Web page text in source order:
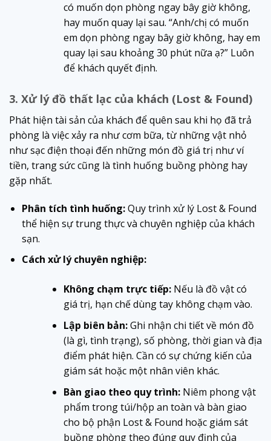
có muốn dọn phòng ngay bây giờ không,
hay muốn quay lại sau. “Anh/chị có muốn
em dọn phòng ngay bây giờ không, hay em
quay lại sau khoảng 30 phút nữa ạ?” Luôn
để khách quyết định.
3. Xử lý đồ thất lạc của khách (Lost & Found)
Phát hiện tài sản của khách để quên sau khi họ đã trả
phòng là việc xảy ra như cơm bữa, từ những vật nhỏ
như sạc điện thoại đến những món đồ giá trị như ví
tiền, trang sức cũng là tình huống buồng phòng hay
gặp nhất.
Phân tích tình huống:Quy trình xử lý Lost & Found
thể hiện sự trung thực và chuyên nghiệp của khách
sạn.
Cách xử lý chuyên nghiệp:
Không chạm trực tiếp:Nếu là đồ vật có
giá trị, hạn chế dùng tay không chạm vào.
Lập biên bản:Ghi nhận chi tiết về món đồ
(là gì, tình trạng), số phòng, thời gian và địa
điểm phát hiện. Cần có sự chứng kiến của
giám sát hoặc một nhân viên khác.
Bàn giao theo quy trình:Niêm phong vật
phẩm trong túi/hộp an toàn và bàn giao
cho bộ phận Lost & Found hoặc giám sát
buồng phòng theo đúng quy định của